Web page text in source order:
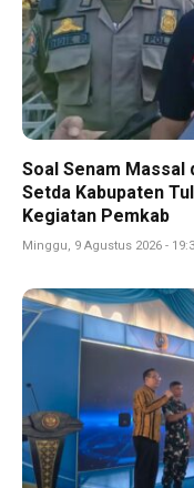
Soal Senam Massal
Setda Kabupaten
Kegiatan Pemkab
Minggu, 9 Agustus 2026 -